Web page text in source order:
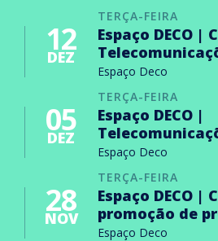
TERÇA-FEIRA
12
DEZ
Espaço DECO |
Espaço Deco
TERÇA-FEIRA
05
DEZ
Espaço DECO |
Espaço Deco
TERÇA-FEIRA
28
NOV
Espaço DECO |
promoção de
Espaço Deco